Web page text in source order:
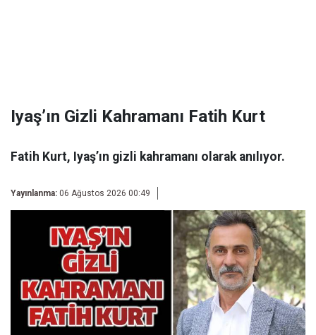
Iyaş’ın Gizli Kahramanı Fatih Kurt
Fatih Kurt, Iyaş’ın gizli kahramanı olarak anılıyor.
Yayınlanma: 06 Ağustos 2026 00:49